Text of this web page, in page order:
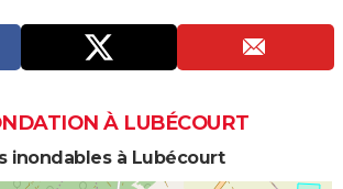
À LUBÉCOURT
inondables à Lubécourt